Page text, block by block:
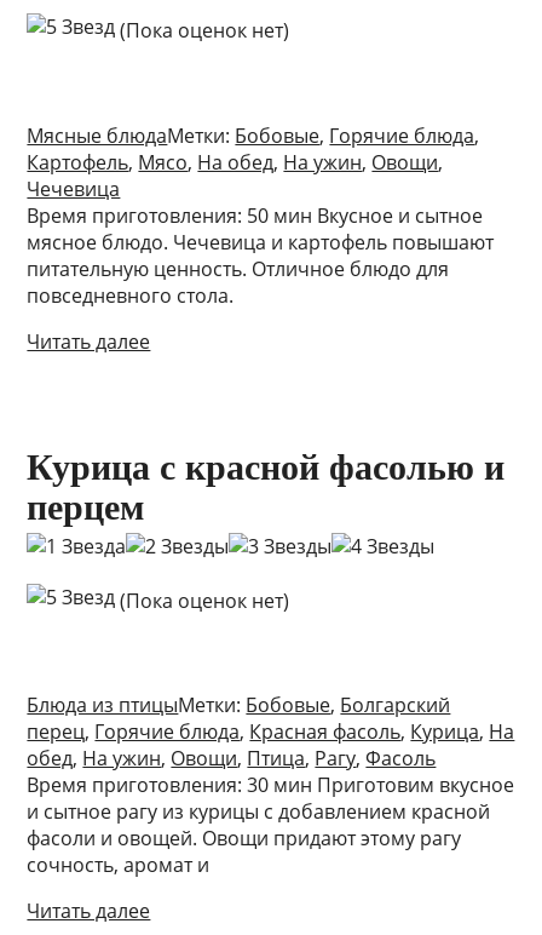
(Пока оценок нет)
Мясные блюдаМетки: Бобовые, Горячие блюда,
Картофель, Мясо, На обед, На ужин, Овощи,
Чечевица
Время приготовления: 50 мин Вкусное и сытное
мясное блюдо. Чечевица и картофель повышают
питательную ценность. Отличное блюдо для
повседневного стола.
Читать далее
Курица с красной фасолью и
перцем
(Пока оценок нет)
Блюда из птицыМетки: Бобовые, Болгарский
перец, Горячие блюда, Красная фасоль, Курица, На
обед, На ужин, Овощи, Птица, Рагу,Фасоль
Время приготовления: 30 мин Приготовим вкусное
и сытное рагу из курицы с добавлением красной
фасоли и овощей. Овощи придают этому рагу
сочность, аромат и
Читать далее